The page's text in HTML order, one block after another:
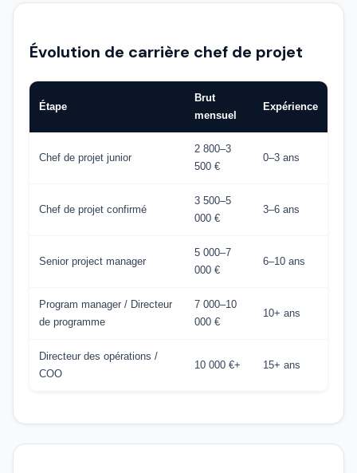
Évolution de carrière chef de projet
Étape
Brut
mensuel
Expérience
Chef de projet junior
2 800–3
500 €
0–3 ans
Chef de projet confirmé
3 500–5
000 €
3–6 ans
Senior project manager
5 000–7
000 €
6–10 ans
Program manager / Directeur
de programme
7 000–10
000 €
10+ ans
Directeur des opérations /
COO
10 000 €+ 15+ ans